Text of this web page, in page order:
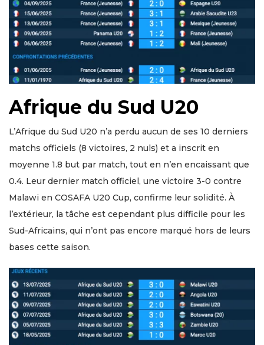
Afrique du Sud U20
L’Afrique du Sud U20 n’a perdu aucun de ses 10 derniers
matchs officiels (8 victoires, 2 nuls) et a inscrit en
moyenne 1.8 but par match, tout en n’en encaissant que
0.4. Leur dernier match officiel, une victoire 3-0 contre
Malawi en COSAFA U20 Cup, confirme leur solidité. À
l’extérieur, la tâche est cependant plus difficile pour les
Sud-Africains, qui n’ont pas encore marqué hors de leurs
bases cette saison.